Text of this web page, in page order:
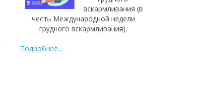
вскармливания (в
честь Международной недели
грудного вскармливания).
Подробнее...